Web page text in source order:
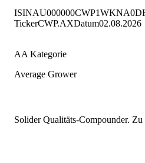
ISINAU000000CWP1WKN
TickerCWP.AXDatum02.08.2026
AA Kategorie
Average Grower
Solider Qualitäts-Compounder.